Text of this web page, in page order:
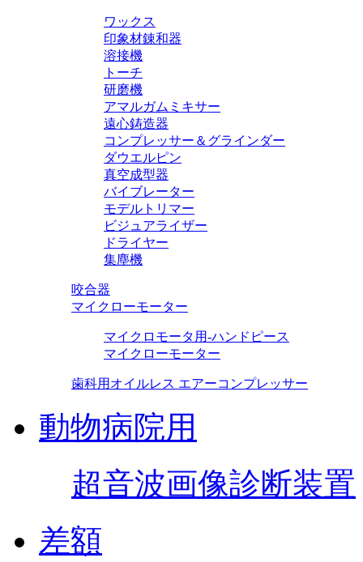
ワックス
印象材錬和器
溶接機
トーチ
研磨機
アマルガムミキサー
遠心鋳造器
コンプレッサー＆グラインダー
ダウエルピン
真空成型器
バイブレーター
モデルトリマー
ビジュアライザー
ドライヤー
集塵機
咬合器
マイクローモーター
マイクロモータ用-ハンドピース
マイクローモーター
歯科用オイルレス エアーコンプレッサー
動物病院用
超音波画像診断装置
差額